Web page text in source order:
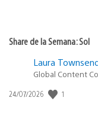
Share de la Semana: Sol
Laura
Global Content
Fecha
24/07/2026 1